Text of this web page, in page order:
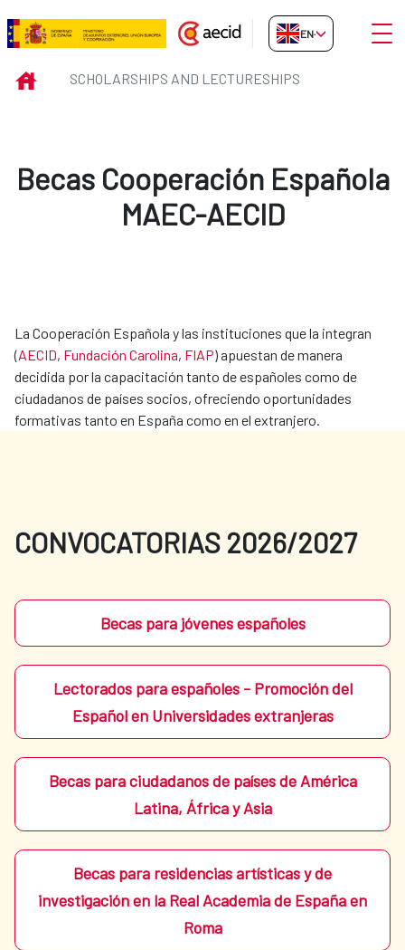
Skip to Main Content
Scholarships and Lectureships
EN-GB
INICIOSCHOLARSHIPS AND LECTURESHIPS
Becas Cooperación Española
MAEC-AECID
La Cooperación Española y las instituciones que la integran
(AECID, Fundación Carolina​, FIAP​) apuestan de manera
decidida por la capacitación tanto de españoles como de
ciudadanos de países socios, ofreciendo oportunidades
formativas tanto en España como en el extranjero.
CONVOCATORIAS 2026/2027
Becas para jóvenes españoles
Lectorados para españoles - Promoción del
Español en Universidades extranjeras
Becas para ciudadanos de países de América
Latina, África y Asia
Becas para residencias artísticas y de
investigación en la Real Academia de España en
Roma